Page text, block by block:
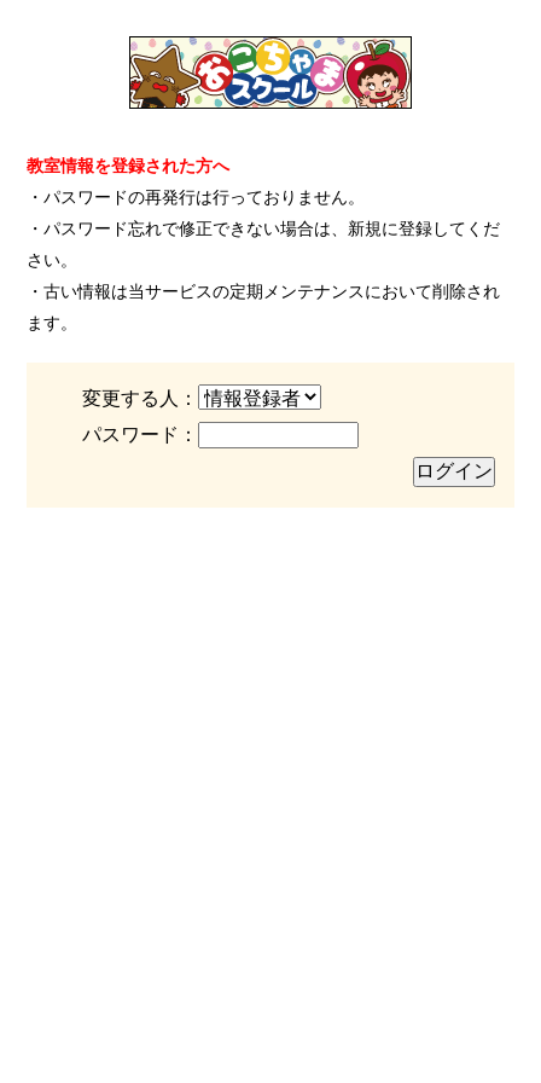
教室情報を登録された方へ
・パスワードの再発行は行っておりません。
・パスワード忘れで修正できない場合は、新規に登録してくだ
さい。
・古い情報は当サービスの定期メンテナンスにおいて削除され
ます。
変更する人：
パスワード：